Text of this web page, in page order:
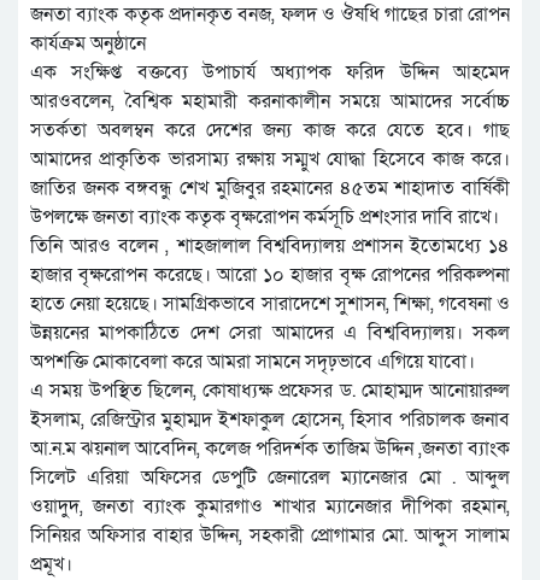
জনতা ব্যাংক কতৃক প্রদানকৃত বনজ, ফলদ ও ঔষধি গাছের চারা রোপন
কার্যক্রম অনুষ্ঠানে
এক সংক্ষিপ্ত বক্তব্যে উপাচার্য অধ্যাপক ফরিদ উদ্দিন আহমেদ
আরওবলেন, বৈশ্বিক মহামারী করনাকালীন সময়ে আমাদের সর্বোচ্চ
সতর্কতা অবলম্বন করে দেশের জন্য কাজ করে যেতে হবে। গাছ
আমাদের প্রাকৃতিক ভারসাম্য রক্ষায় সম্মুখ যোদ্ধা হিসেবে কাজ করে।
জাতির জনক বঙ্গবন্ধু শেখ মুজিবুর রহমানের ৪৫তম শাহাদাত বার্ষিকী
উপলক্ষে জনতা ব্যাংক কতৃক বৃক্ষরোপন কর্মসূচি প্রশংসার দাবি রাখে।
তিনি আরও বলেন , শাহজালাল বিশ্ববিদ্যালয় প্রশাসন ইতোমধ্যে ১৪
হাজার বৃক্ষরোপন করেছে। আরো ১০ হাজার বৃক্ষ রোপনের পরিকল্পনা
হাতে নেয়া হয়েছে। সামগ্রিকভাবে সারাদেশে সুশাসন, শিক্ষা, গবেষনা ও
উন্নয়নের মাপকাঠিতে দেশ সেরা আমাদের এ বিশ্ববিদ্যালয়। সকল
অপশক্তি মোকাবেলা করে আমরা সামনে সদৃঢ়ভাবে এগিয়ে যাবো।
এ সময় উপস্থিত ছিলেন, কোষাধ্যক্ষ প্রফেসর ড. মোহাম্মদ আনোয়ারুল
ইসলাম, রেজিস্ট্রার মুহাম্মদ ইশফাকুল হোসেন, হিসাব পরিচালক জনাব
আ.ন.ম ঝয়নাল আবেদিন, কলেজ পরিদর্শক তাজিম উদ্দিন ,জনতা ব্যাংক
সিলেট এরিয়া অফিসের ডেপুটি জেনারেল ম্যানেজার মো . আব্দুল
ওয়াদুদ, জনতা ব্যাংক কুমারগাও শাখার ম্যানেজার দীপিকা রহমান,
সিনিয়র অফিসার বাহার উদ্দিন, সহকারী প্রোগামার মো. আব্দুস সালাম
প্রমূখ।